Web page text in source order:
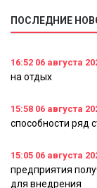
ПОСЛЕДНИЕ
16:52 06 августа
на отдых
15:58 06 августа
способности ряд
15:05 06 августа
предприятия
для внедрения